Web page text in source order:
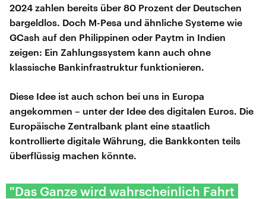
2024 zahlen bereits über 80 Prozent der Deutschen
bargeldlos. Doch M-Pesa und ähnliche Systeme wie
GCash auf den Philippinen oder Paytm in Indien
zeigen: Ein Zahlungssystem kann auch ohne
klassische Bankinfrastruktur funktionieren.
Diese Idee ist auch schon bei uns in Europa
angekommen – unter der Idee des digitalen Euros. Die
Europäische Zentralbank plant eine staatlich
kontrollierte digitale Währung, die Bankkonten teils
überflüssig machen könnte.
"Das Ganze wird wahrscheinlich Fahrt